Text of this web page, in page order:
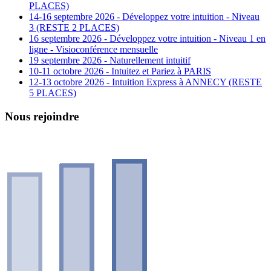
PLACES)
14-16 septembre 2026 - Développez votre intuition - Niveau
3 (RESTE 2 PLACES)
16 septembre 2026 - Développez votre intuition - Niveau 1 en
ligne - Visioconférence mensuelle
19 septembre 2026 - Naturellement intuitif
10-11 octobre 2026 - Intuitez et Pariez à PARIS
12-13 octobre 2026 - Intuition Express à ANNECY (RESTE
5 PLACES)
Nous rejoindre